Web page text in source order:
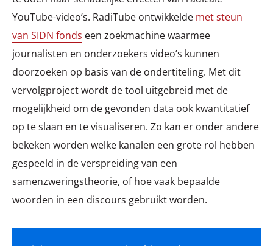
YouTube-video’s. RadiTube ontwikkelde met steun
van SIDN fonds een zoekmachine waarmee
journalisten en onderzoekers video’s kunnen
doorzoeken op basis van de ondertiteling. Met dit
vervolgproject wordt de tool uitgebreid met de
mogelijkheid om de gevonden data ook kwantitatief
op te slaan en te visualiseren. Zo kan er onder andere
bekeken worden welke kanalen een grote rol hebben
gespeeld in de verspreiding van een
samenzweringstheorie, of hoe vaak bepaalde
woorden in een discours gebruikt worden.